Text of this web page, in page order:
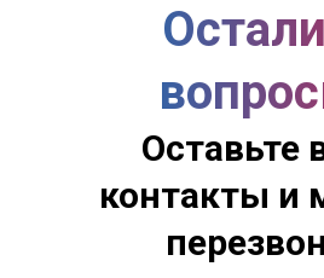
Оставьте
контакты и